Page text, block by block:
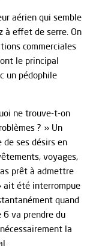
aérien qui semble
à effet de serre. On
commerciales
le principal
un pédophile
ne trouve-t-on
? » Un
de ses désirs en
voyages,
prêt à admettre
ait été interrompue
quand
6 va prendre du
la